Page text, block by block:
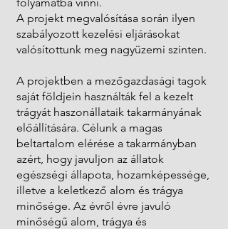
A projekt megvalósítása során ilyen
szabályozott kezelési eljárásokat
valósítottunk meg nagyüzemi szinten.
A projektben a mezőgazdasági tagok
saját földjein használták fel a kezelt
trágyát haszonállataik takarmányának
előállítására. Célunk a magas
beltartalom elérése a takarmányban
azért, hogy javuljon az állatok
egészségi állapota, hozamképessége,
illetve a keletkező alom és trágya
minősége. Az évről évre javuló
minőségű alom, trágya és